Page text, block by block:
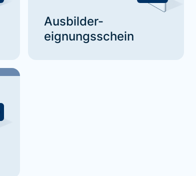
Ausbilder-
eignungsschein